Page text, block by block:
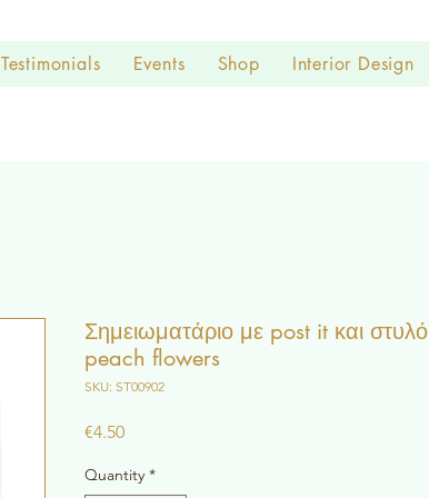
Testimonials Events Shop Interior Design
Σημειωματάριο με post it και στυλό
peach flowers
SKU: ST00902
€4.50Price
Quantity *